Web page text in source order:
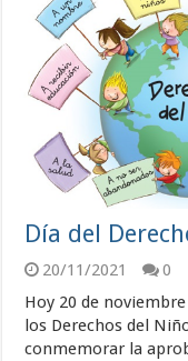
Día del
20/11/2021
0
Hoy 20 de
los Derechos del
conmemorar la